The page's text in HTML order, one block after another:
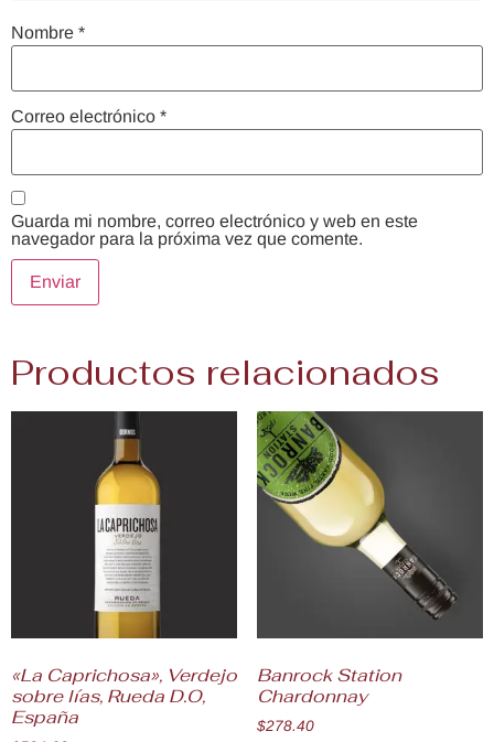
Nombre *
Correo electrónico *
Guarda mi nombre, correo electrónico y web en este
navegador para la próxima vez que comente.
Productos relacionados
«La Caprichosa», Verdejo
sobre lías, Rueda D.O,
España
Banrock Station
Chardonnay
$278.40